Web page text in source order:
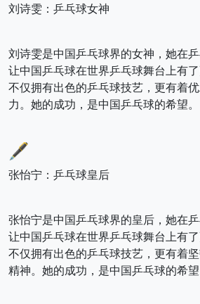
刘诗雯：乒乓球女神
刘诗雯是中国乒乓球界的女神，她在
让中国乒乓球在世界乒乓球舞台上有
不仅拥有出色的乒乓球技艺，更有着
力。她的成功，是中国乒乓球的希望。
🖋️
张怡宁：乒乓球皇后
张怡宁是中国乒乓球界的皇后，她在
让中国乒乓球在世界乒乓球舞台上有
不仅拥有出色的乒乓球技艺，更有着
精神。她的成功，是中国乒乓球的希望